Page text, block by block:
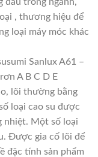
, thương hiệu để
loại máy móc khác
Sanlux A61 –
A B C D E
lõi thường bằng
loại cao su được
nhiệt. Một số loại
Được gia cố lõi để
đặc tính sản phẩm